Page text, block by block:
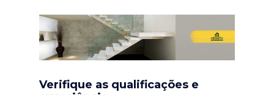
Verifique as qualificações e